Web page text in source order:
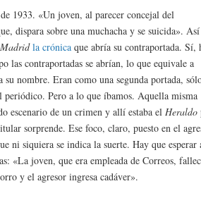
1933. «Un joven, al parecer concejal del
dispara sobre una muchacha y se suicida». Así
la crónica que abría su contraportada. Sí,
las contraportadas se abrían, lo que equivale a
nombre. Eran como una segunda portada,
periódico. Pero a lo que íbamos. Aquella misma
escenario de un crimen y allí estaba elHeraldo
sorprende. Ese foco, claro, puesto en el
ni siquiera se indica la suerte. Hay que esperar
«La joven, que era empleada de Correos,
y el agresor ingresa cadáver».